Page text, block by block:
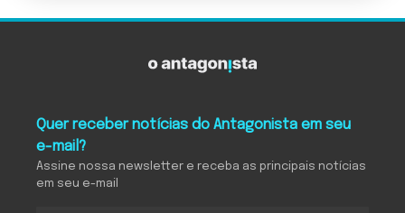
Quer receber notícias do Antagonista em seu
e-mail?
Assine nossa newsletter e receba as principais notícias
em seu e-mail